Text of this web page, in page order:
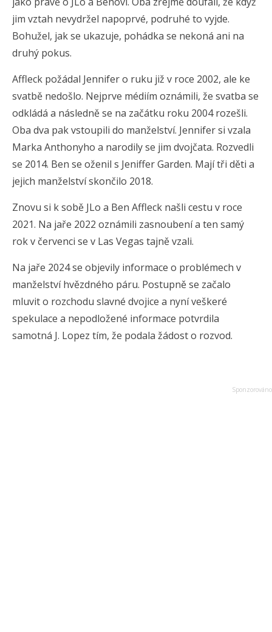
jim vztah nevydržel napoprvé, podruhé to vyjde.
Bohužel, jak se ukazuje, pohádka se nekoná ani na
druhý pokus.
Affleck požádal Jennifer o ruku již v roce 2002, ale ke
svatbě nedošlo. Nejprve médiím oznámili, že svatba se
odkládá a následně se na začátku roku 2004 rozešli.
Oba dva pak vstoupili do manželství. Jennifer si vzala
Marka Anthonyho a narodily se jim dvojčata. Rozvedli
se 2014. Ben se oženil s Jeniffer Garden. Mají tři děti a
jejich manželství skončilo 2018.
Znovu si k sobě JLo a Ben Affleck našli cestu v roce
2021. Na jaře 2022 oznámili zasnoubení a ten samý
rok v červenci se v Las Vegas tajně vzali.
Na jaře 2024 se objevily informace o problémech v
manželství hvězdného páru. Postupně se začalo
mluvit o rozchodu slavné dvojice a nyní veškeré
spekulace a nepodložené informace potvrdila
samotná J. Lopez tím, že podala žádost o rozvod.